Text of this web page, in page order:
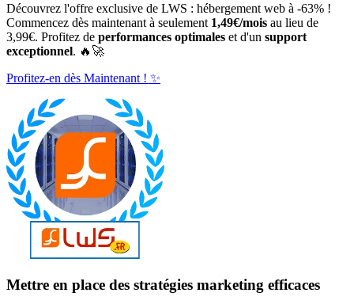
Découvrez l'offre exclusive de LWS : hébergement web à -63% !
Commencez dès maintenant à seulement 1,49€/mois au lieu de
3,99€. Profitez de performances optimales et d'un support
exceptionnel. 🔥🚀
Profitez-en dès Maintenant ! ✨
Mettre en place des stratégies marketing efficaces